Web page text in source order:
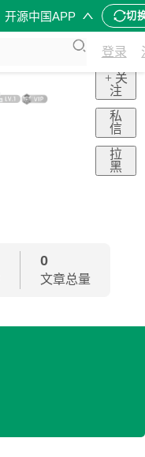
开源中国APP 切
登录
+ 关
注
私
信
拉
黑
0
文章总量